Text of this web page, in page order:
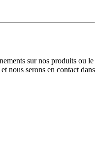
sur nos produits ou le
nous serons en contact dans